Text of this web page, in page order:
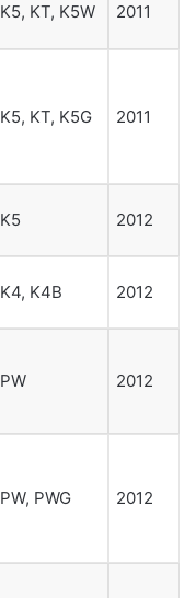
K5, KT, K5W 2011
K5, KT, K5G 2011
K5 2012
K4, K4B 2012
PW 2012
PW, PWG 2012